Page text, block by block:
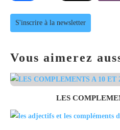
S'inscrire à la newsletter
Vous aimerez
LES